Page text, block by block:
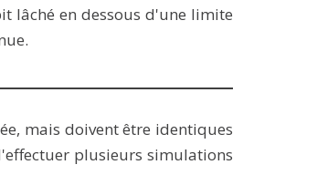
lâché en dessous d'une limite
mais doivent être identiques
plusieurs simulations